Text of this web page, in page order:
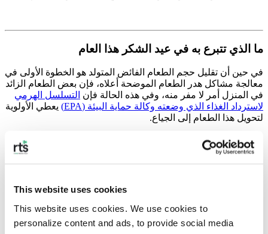
This website uses cookies
This website uses cookies. We use cookies to
personalize content and ads, to provide social media
ما الذي تتبرع به في عيد الشكر هذا العام
في حين أن تقليل حجم الطعام الفائض المتولد هو الخطوة الأولى في
معالجة مشاكل هدر الطعام الموضحة أعلاه، فإن بعض الطعام الزائد
في المنزل أمر لا مفر منه، وفي هذه الحالة فإن التسلسل الهرمي
لاسترداد الغذاء الذي وضعته وكالة حماية البيئة (EPA)
يعطي الأولوية
لتحويل هذا الطعام إلى الجياع.
الشائع، فإن التبرع بالديك الرومي المجمد لبنك الطعام ليس الطريقة
المثلى، لسبب بسيط وهو أن تبريد الديك الرومي وتوزيعه بأمان ليس
التكلفة حيث أن هناك جمعيات خيرية تشتري الديك الرومي بالجملة